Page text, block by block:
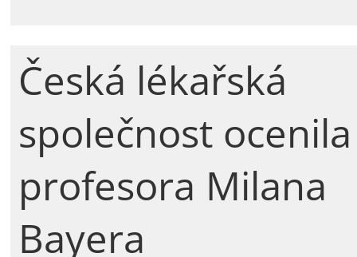
Česká lékařská
společnost ocenila
profesora Milana
Bayera